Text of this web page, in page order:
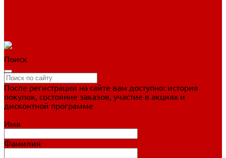
Поиск
После регистрации на сайте вам доступно: история
покупок, состояние заказов, участие в акциях и
дисконтной программе
Имя
Фамилия